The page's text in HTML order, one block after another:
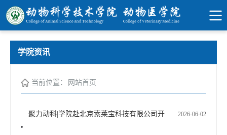
学院资讯
当前位置： 网站首页
2026-06-02
聚力动科|学院赴北京索莱宝科技有限公司开